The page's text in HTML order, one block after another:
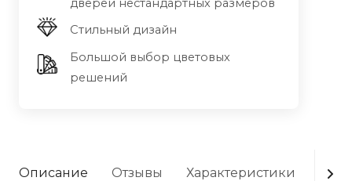
дверей нестандартных размеров
Стильный дизайн
Большой выбор цветовых
решений
Описание Отзывы Характеристики